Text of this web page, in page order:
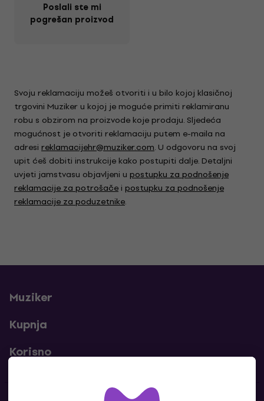
Poslali ste mi
pogrešan proizvod
Svoju reklamaciju možeš otvoriti i u bilo kojoj klasičnoj
trgovini Muziker u kojoj je moguće primiti reklamiranu
robu s obzirom na proizvode koje prodaju. Sljedeća
mogućnost je otvoriti reklamaciju putem e-maila na
adresi reklamacijehr@muziker.com. U odgovoru na svoj
upit ćeš dobiti instrukcije kako postupiti dalje. Detaljni
uvjeti jamstvasu objavljeni u postupku za podnošenje
reklamacije za potrošače i postupku za podnošenje
reklamacije za poduzetnike.
Muziker
Kupnja
Korisno